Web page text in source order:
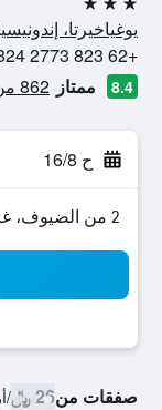
3 نجوم
يوغياخيرتا،
+62 823 2773 7824
8.4 ممتاز 862 من التقييمات تم التحقق منها
ح 16/8
2 من الضيوف، غرفة واحدة
صفقات من26 ﷼ /